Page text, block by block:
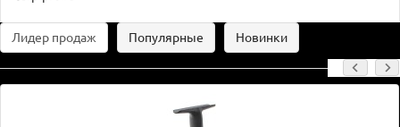
Лидер продаж Популярные Новинки